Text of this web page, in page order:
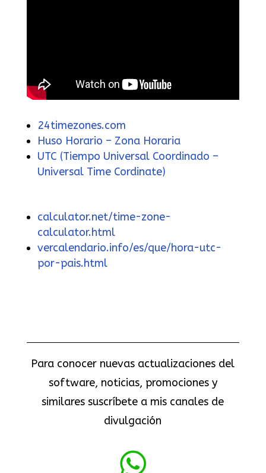
24timezones.com
Huso Horario – Zona Horaria
UTC (Tiempo Universal Coordinado –
Universal Time Cordinate)
calculator.net/time-zone-
calculator.html
vercalendario.info/es/que/hora-utc-
por-pais.html
Para conocer nuevas actualizaciones del
software, noticias, promociones y
similares suscríbete a mis canales de
divulgación
